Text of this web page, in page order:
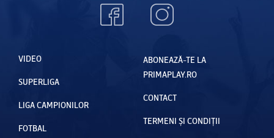
VIDEO
SUPERLIGA
LIGA CAMPIONILOR
FOTBAL
ABONEAZĂ-TE LA
PRIMAPLAY.RO
CONTACT
TERMENI ȘI CONDIȚII